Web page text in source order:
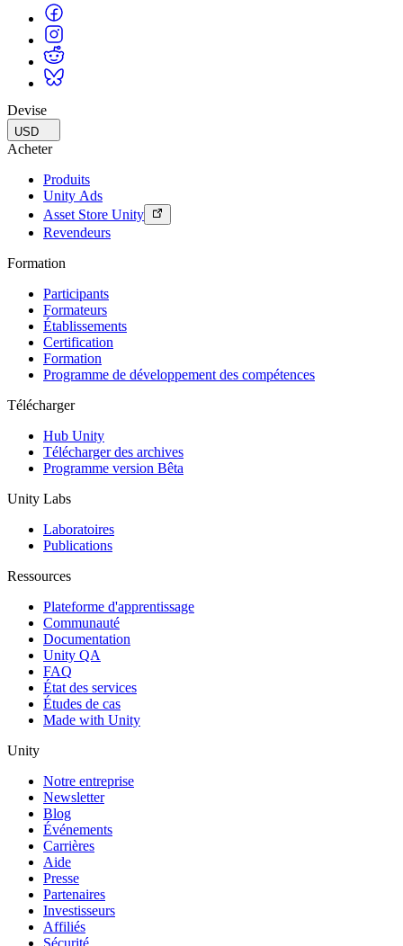
Devise
USD
Acheter
Produits
Unity Ads
Asset Store Unity
Revendeurs
Formation
Participants
Formateurs
Établissements
Certification
Formation
Programme de développement des compétences
Télécharger
Hub Unity
Télécharger des archives
Programme version Bêta
Unity Labs
Laboratoires
Publications
Ressources
Plateforme d'apprentissage
Communauté
Documentation
Unity QA
FAQ
État des services
Études de cas
Made with Unity
Unity
Notre entreprise
Newsletter
Blog
Événements
Carrières
Aide
Presse
Partenaires
Investisseurs
Affiliés